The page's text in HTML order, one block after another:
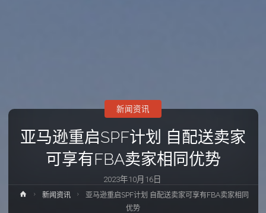
亚马逊重启SPF计划 自配送卖家
可享有FBA卖家相同优势
2023年10月16日
新闻资讯
首
新闻资讯
亚马逊重启SPF计划 自配送卖家可享有FBA卖家相同
优势